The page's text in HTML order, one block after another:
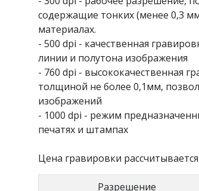
содержащие тонких (менее 0,3
материалах.
- 500 dpi - качественная
линии и полутона изображения
- 760 dpi - высококачественная
толщиной не более 0,1мм,
изображений
- 1000 dpi - режим
печатях и штампах
Цена гравировки
Разрешение